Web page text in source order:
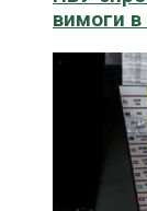
вимоги в